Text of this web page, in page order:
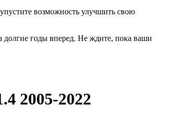
возможность улучшить свою
долгие годы вперед. Не ждите, пока ваши
2005-2022